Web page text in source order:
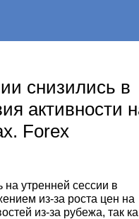
снизились в
активности
Forex
на утренней сессии в
из-за роста цен на
из-за рубежа, так